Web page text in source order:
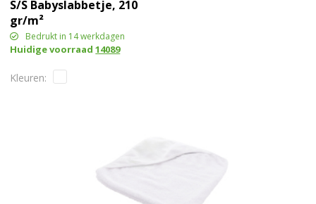
S/S Babyslabbetje, 210
gr/m²
Bedrukt in 14 werkdagen
Huidige voorraad14089